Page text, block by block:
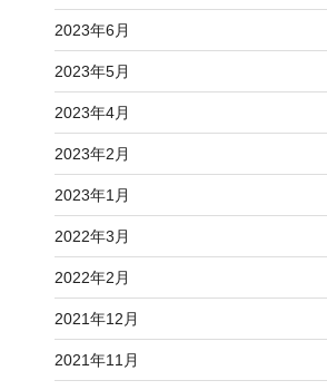
2023年6月
2023年5月
2023年4月
2023年2月
2023年1月
2022年3月
2022年2月
2021年12月
2021年11月